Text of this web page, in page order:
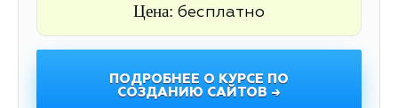
Цена: бесплатно
ПОДРОБНЕЕ О КУРСЕ ПО
СОЗДАНИЮ САЙТОВ →